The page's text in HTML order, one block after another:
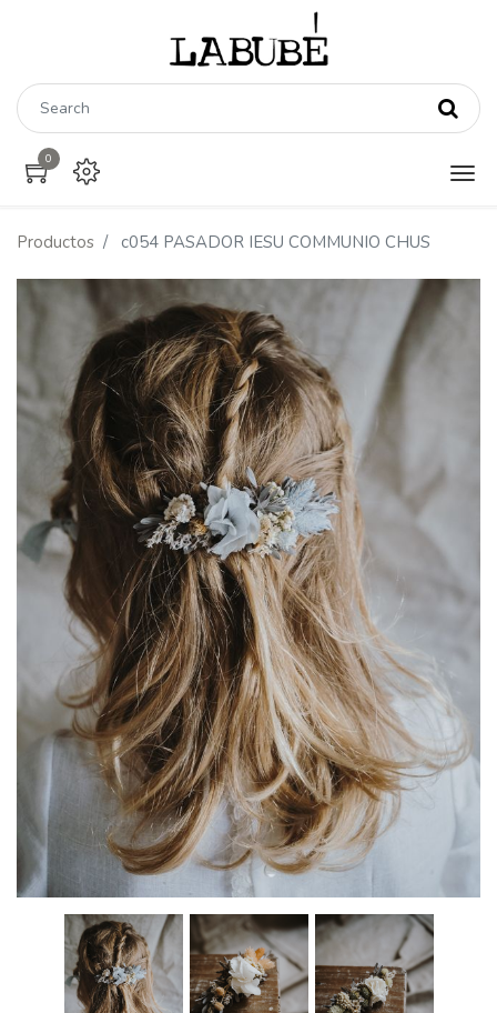
0
Productos c054 PASADOR IESU COMMUNIO CHUS